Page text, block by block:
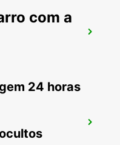
com a
24 horas